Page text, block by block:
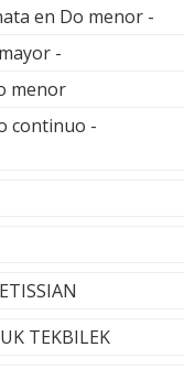
en Do menor -
-
menor
continuo -
TEKBILEK